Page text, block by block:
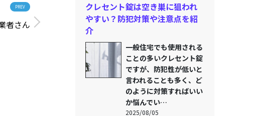
PREV
者さん
クレセント錠は空き巣に狙われ
やすい？防犯対策や注意点を紹
介
一般住宅でも使用される
ことの多いクレセント錠
ですが、防犯性が低いと
言われることも多く、ど
のように対策すればいい
か悩んでい…
2025/08/05